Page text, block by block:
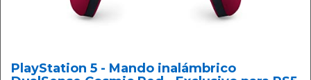
PlayStation 5 - Mando inalámbrico